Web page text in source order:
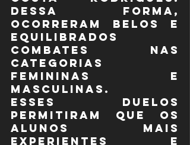
Dessa forma,
ocorreram belos e
equilibrados
combates nas
categorias
femininas e
masculinas.
Esses duelos
permitiram que os
alunos mais
experientes e